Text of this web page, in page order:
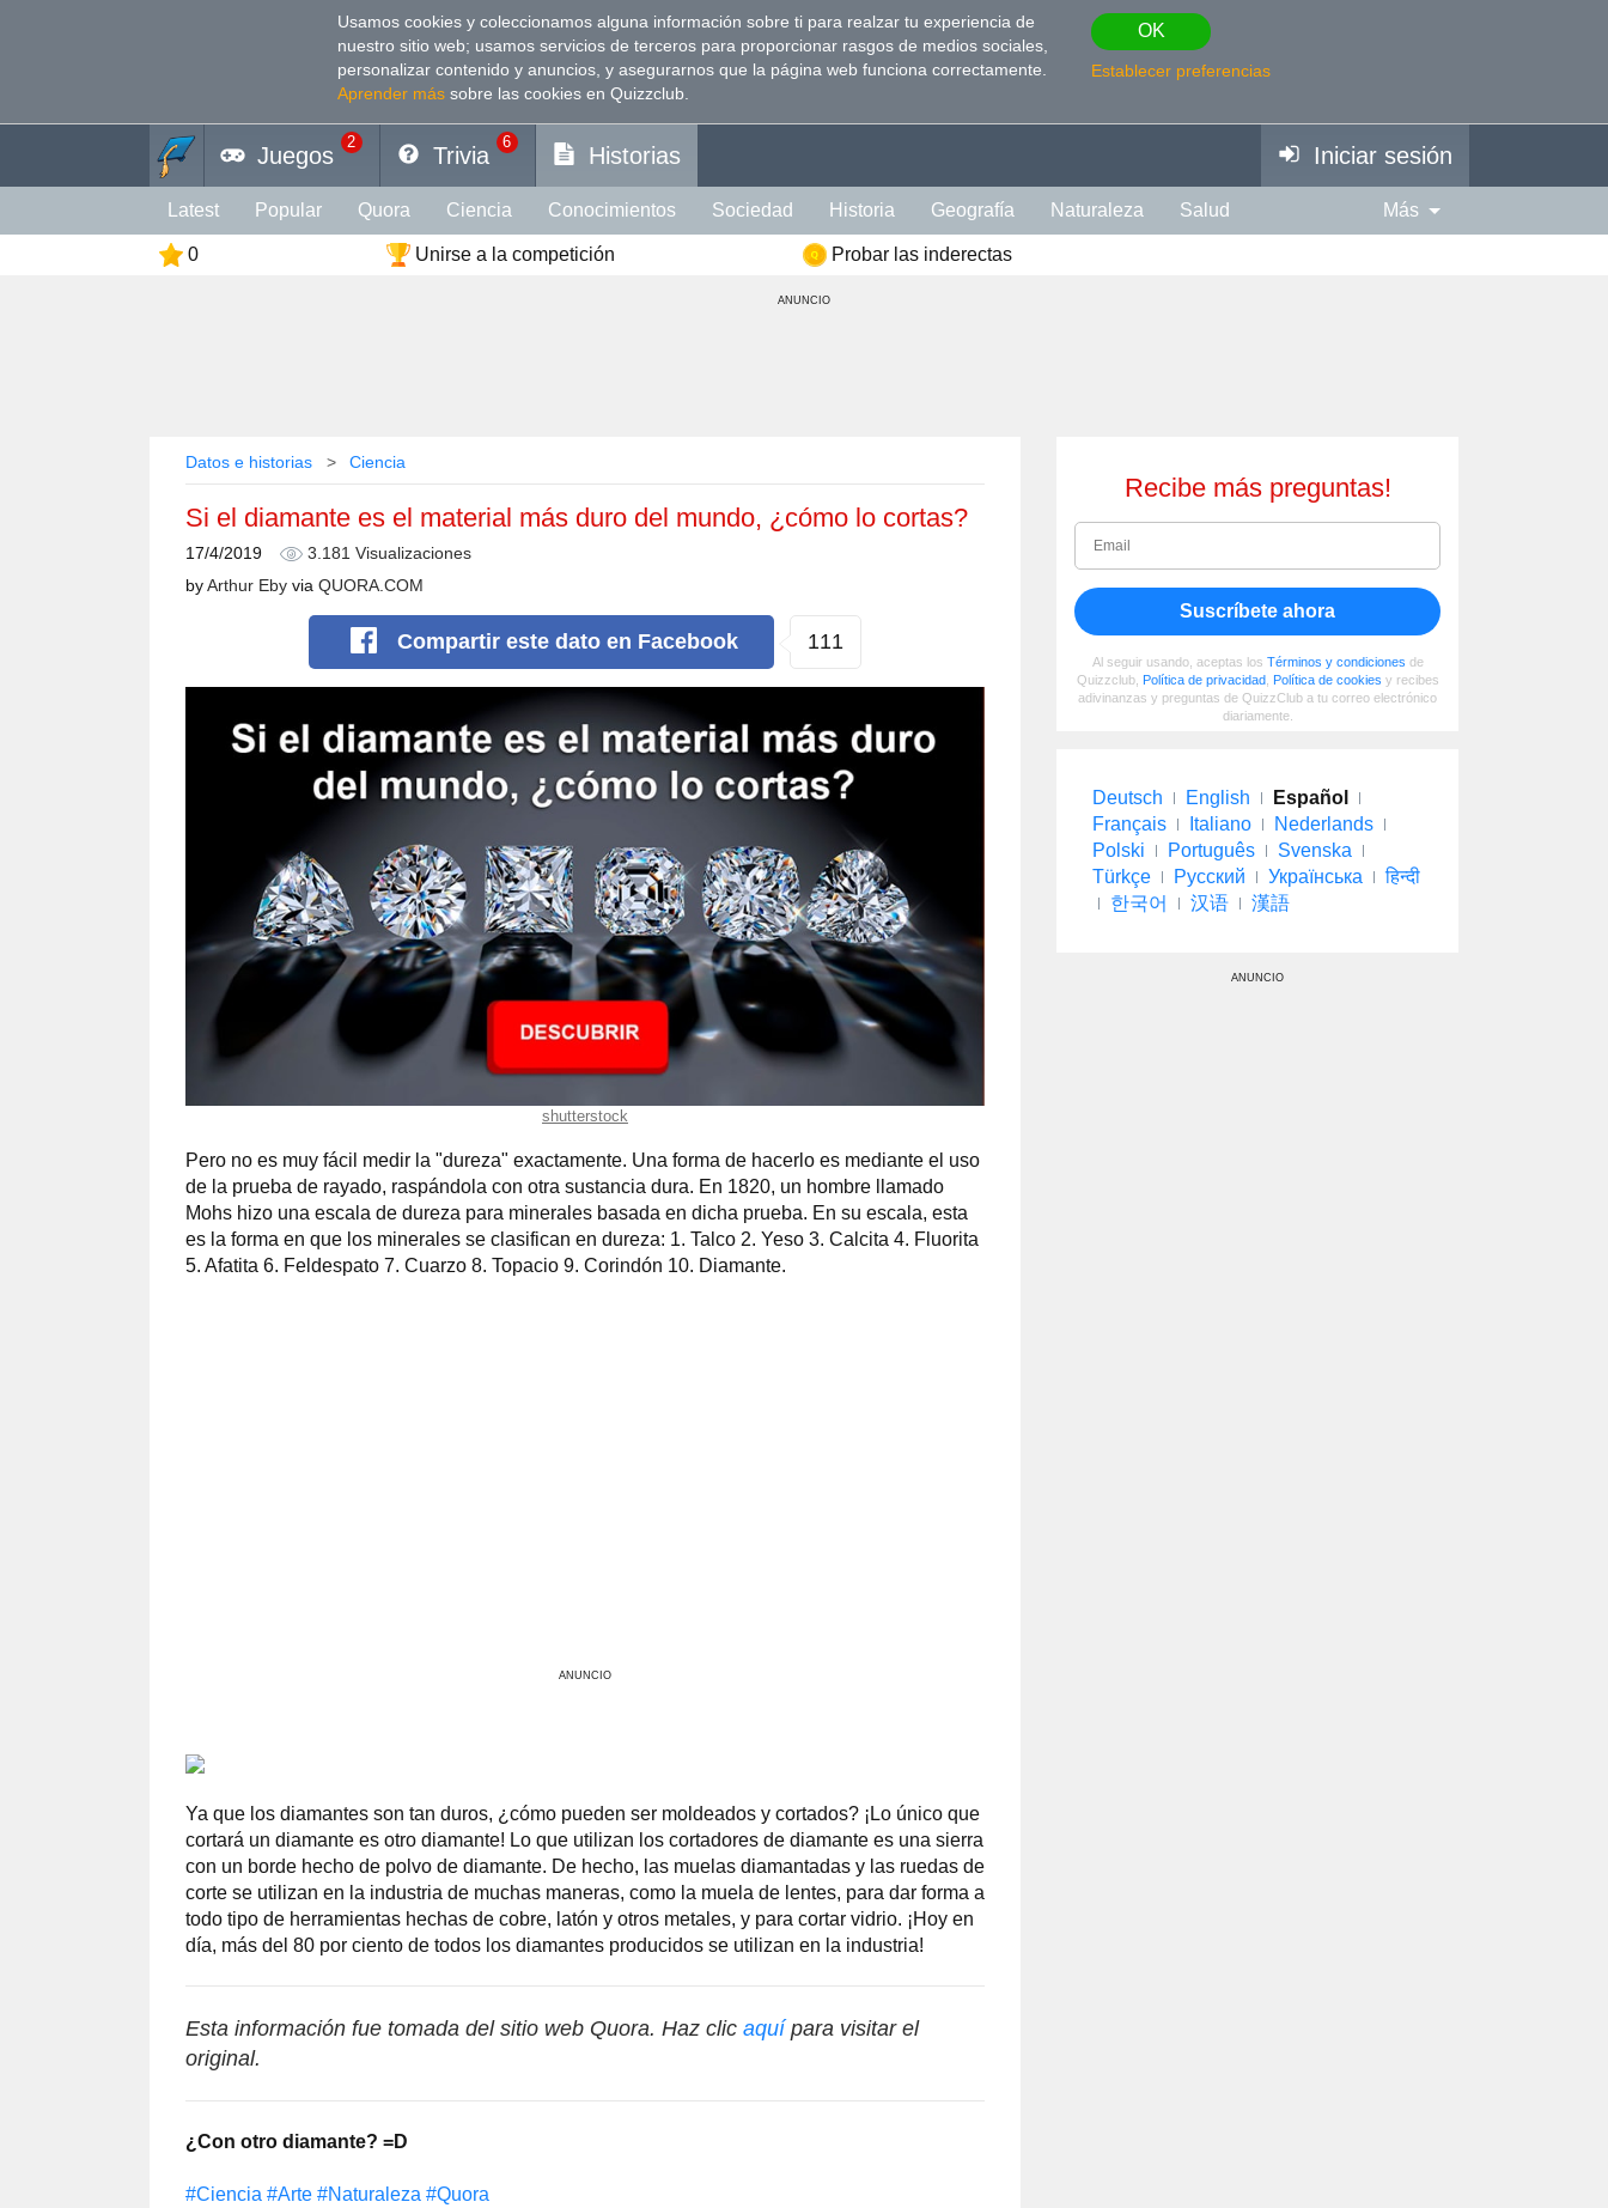
Usamos cookies y coleccionamos alguna información sobre ti para realzar tu experiencia de
nuestro sitio web; usamos servicios de terceros para proporcionar rasgos de medios sociales,
personalizar contenido y anuncios, y asegurarnos que la página web funciona correctamente.
Aprender más sobre las cookies en Quizzclub.
OK
Establecer preferencias
Juegos
2
Trivia
6
Historias Iniciar sesión
Latest Popular Quora Сiencia Conocimientos Sociedad Historia Geografía Naturaleza Salud
Personalidad Animales Visión Política Idioma Comida
Celebridades
Más
0 Unirse a la competición Probar las inderectas
ANUNCIO
Datos e historias Сiencia
Si el diamante es el material más duro del mundo, ¿cómo lo cortas?
17/4/2019
3.181 Visualizaciones
by Arthur Eby via QUORA.COM
Compartireste datoen Facebook 111
shutterstock
Pero no es muy fácil medir la "dureza" exactamente. Una forma de hacerlo es mediante el uso
de la prueba de rayado, raspándola con otra sustancia dura. En 1820, un hombre llamado
Mohs hizo una escala de dureza para minerales basada en dicha prueba. En su escala, esta
es la forma en que los minerales se clasifican en dureza: 1. Talco 2. Yeso 3. Calcita 4. Fluorita
5. Afatita 6. Feldespato 7. Cuarzo 8. Topacio 9. Corindón 10. Diamante.
ANUNCIO
Ya que los diamantes son tan duros, ¿cómo pueden ser moldeados y cortados? ¡Lo único que
cortará un diamante es otro diamante! Lo que utilizan los cortadores de diamante es una sierra
con un borde hecho de polvo de diamante. De hecho, las muelas diamantadas y las ruedas de
corte se utilizan en la industria de muchas maneras, como la muela de lentes, para dar forma a
todo tipo de herramientas hechas de cobre, latón y otros metales, y para cortar vidrio. ¡Hoy en
día, más del 80 por ciento de todos los diamantes producidos se utilizan en la industria!
Esta información fue tomada del sitio web Quora. Haz clic aquípara visitar el
original.
¿Con otro diamante? =D
#Сiencia #Arte #Naturaleza #Quora
Recibe más preguntas!
Suscríbete ahora
Al seguir usando, aceptas los Términos y condiciones de
Quizzclub, Política de privacidad, Política de cookies y recibes
adivinanzas y preguntas de QuizzClub a tu correo electrónico
diariamente.
Deutsch English
Español
Français
Italiano
Nederlands
Polski
Português
Svenska
Türkçe
Русский Українська
हिन्दी
한국어
汉语 漢語
ANUNCIO